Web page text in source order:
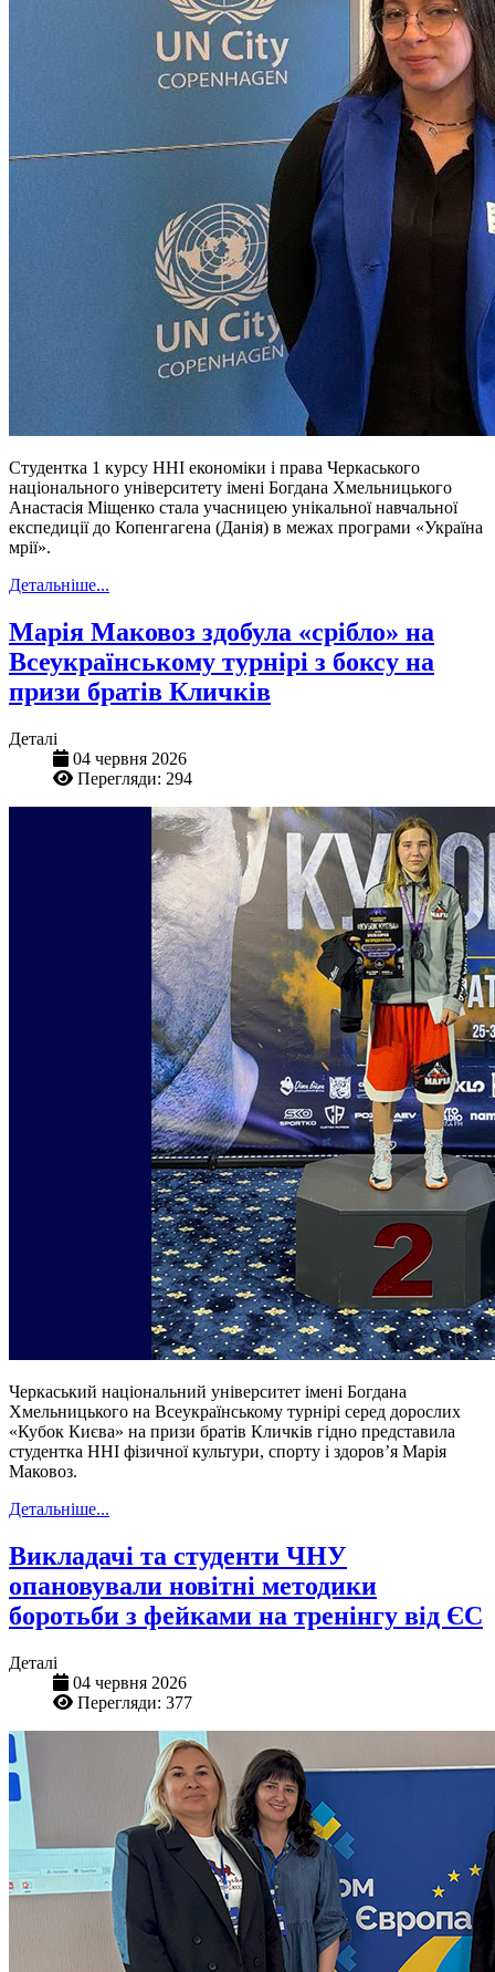
Студентка 1 курсу ННІ економіки і права Черкаського
національного університету імені Богдана Хмельницького
Анастасія Міщенко стала учасницею унікальної навчальної
експедиції до Копенгагена (Данія) в межах програми «Україна
мрії».
Детальніше...
Марія Маковоз здобула «срібло» на
Всеукраїнському турнірі з боксу на
призи братів Кличків
Деталі
04 червня 2026
Перегляди: 294
Черкаський національний університет імені Богдана
Хмельницького на Всеукраїнському турнірі серед дорослих
«Кубок Києва» на призи братів Кличків гідно представила
студентка ННІ фізичної культури, спорту і здоров’я Марія
Маковоз.
Детальніше...
Викладачі та студенти ЧНУ
опановували новітні методики
боротьби з фейками на тренінгу від ЄС
Деталі
04 червня 2026
Перегляди: 377